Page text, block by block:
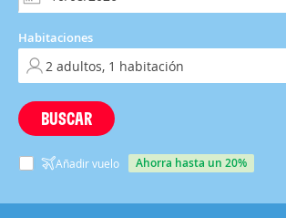
Habitaciones
BUSCAR
Añadir vuelo ahorra hasta un 20%